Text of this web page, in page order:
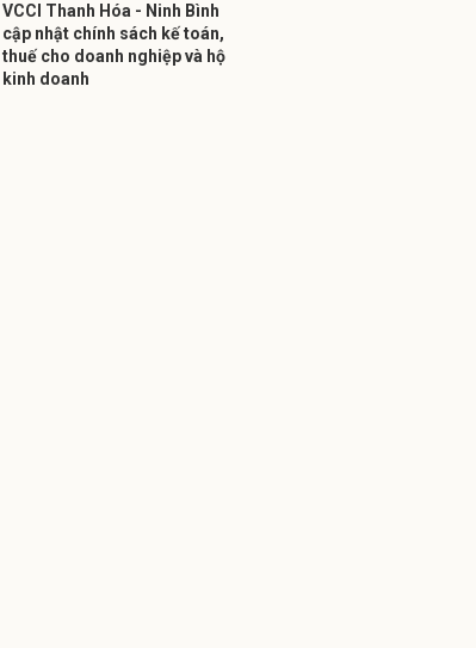
VCCI Thanh Hóa - Ninh Bình
cập nhật chính sách kế toán,
thuế cho doanh nghiệp và hộ
kinh doanh